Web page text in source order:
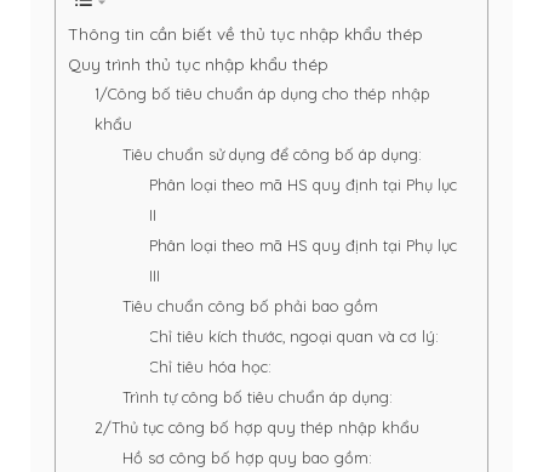
Thông tin cần biết về thủ tục nhập khẩu thép
Quy trình thủ tục nhập khẩu thép
1/Công bố tiêu chuẩn áp dụng cho thép nhập
khẩu
Tiêu chuẩn sử dụng để công bố áp dụng:
Phân loại theo mã HS quy định tại Phụ lục
II
Phân loại theo mã HS quy định tại Phụ lục
III
Tiêu chuẩn công bố phải bao gồm
Chỉ tiêu kích thước, ngoại quan và cơ lý:
Chỉ tiêu hóa học:
Trình tự công bố tiêu chuẩn áp dụng:
2/Thủ tục công bố hợp quy thép nhập khẩu
Hồ sơ công bố hợp quy bao gồm: